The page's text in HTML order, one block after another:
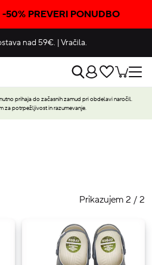
50% PREVERI PONUDBO
nad 59€. |Vračila.
prihaja do začasnih zamud pri obdelavi naročil.
za potrpežljivost in razumevanje.
Prikazujem 2 / 2